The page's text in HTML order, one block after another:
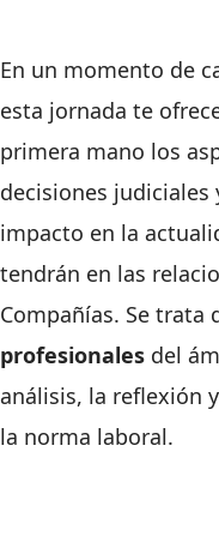
En un momento de
esta jornada te
primera mano los
decisiones
impacto en la
tendrán en las
Compañías. Se trata
profesionales del
análisis, la reflexión
la norma laboral.